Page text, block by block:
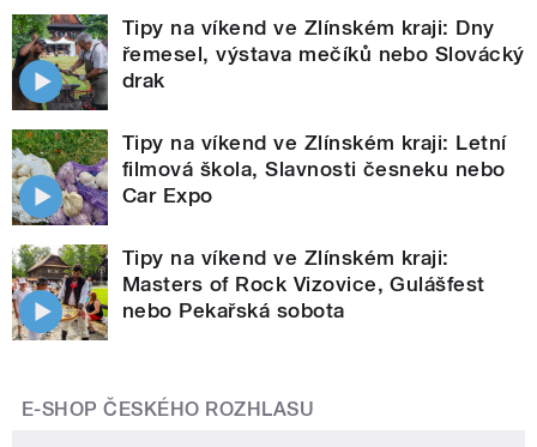
Tipy na víkend ve Zlínském kraji: Dny
řemesel, výstava mečíků nebo Slovácký
drak
Tipy na víkend ve Zlínském kraji: Letní
filmová škola, Slavnosti česneku nebo
Car Expo
Tipy na víkend ve Zlínském kraji:
Masters of Rock Vizovice, Gulášfest
nebo Pekařská sobota
E-SHOP ČESKÉHO ROZHLASU